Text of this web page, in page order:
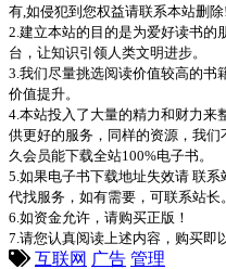
有,如侵犯到您权益请联系本站删除!
2.建立本站的目的是为爱好读书的
台，让知识引领人类文明进步。
3.我们尽量挑选阅读价值较高的书
价值提升。
4.本站投入了大量的精力和财力来
供更好的服务，同样的资源，我
久会员能下载全站100%电子书。
5.如果电子书下载地址失效请 联
代找服务，如有需要，可联系站长。
6.如资金允许，请购买正版！
7.请您认真阅读上述内容，购买即
互联网 广告 管理